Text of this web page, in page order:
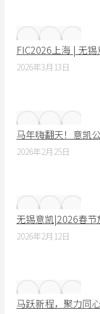
FIC2026上海 | 无
2026年3月13日
马年嗨翻天！意凯
2026年2月25日
无锡意凯|2026春节
2026年2月12日
马跃新程，聚力同